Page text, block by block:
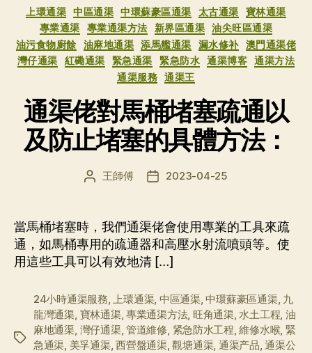
分
类
上環通渠 中區通渠 中環蘇豪區通渠 太古通渠
寶林通渠
專業通渠
專業通渠方法 新界區通渠
油尖旺區通渠
油污食物廚餘
油麻地通渠 添馬艦通渠 漏水修补 澳門通渠佬
灣仔通渠
紅磡通渠 緊急通渠 緊急防水 通渠博客 通渠方法
通渠服務
通渠王
通渠佬對馬桶堵塞疏通以
及防止堵塞的具體方法：
文 王師傅
发
期
2023-04-25
當馬桶堵塞時，我們通渠佬會使用專業的工具來疏
通，如馬桶專用的疏通器和高壓水射流噴頭等。使
用這些工具可以有效地清 […]
标
24小時通渠服務,上環通渠, 中區通渠,中環蘇豪區通渠, 九
龍灣通渠, 寶林通渠, 專業通渠方法, 旺角通渠,水土工程, 油
麻地通渠, 灣仔通渠, 管道維修, 紧急防水工程,維修水喉, 緊
急通渠, 美孚通渠,西營盤通渠,觀塘通渠, 通渠产品,通渠公